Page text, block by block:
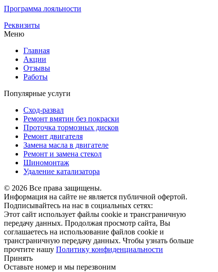
Программа лояльности
Реквизиты
Меню
Главная
Акции
Отзывы
Работы
Популярные услуги
Сход-развал
Ремонт вмятин без покраски
Проточка тормозных дисков
Ремонт двигателя
Замена масла в двигателе
Ремонт и замена стекол
Шиномонтаж
Удаление катализатора
© 2026 Все права защищены.
Информация на сайте не является публичной офертой.
Подписывайтесь на нас в социальных сетях:
Этот сайт использует файлы cookie и трансграничную
передачу данных. Продолжая просмотр сайта, Вы
соглашаетесь на использование файлов cookie и
трансграничную передачу данных. Чтобы узнать больше
прочтите нашу Политику конфиденциальности
Принять
Оставьте номер и мы перезвоним